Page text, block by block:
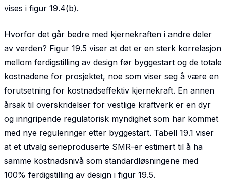
vises i figur 19.4(b).
Hvorfor det går bedre med kjernekraften i andre deler
av verden? Figur 19.5 viser at det er en sterk korrelasjon
mellom ferdigstilling av design før byggestart og de totale
kostnadene for prosjektet, noe som viser seg å være en
forutsetning for kostnadseffektiv kjernekraft. En annen
årsak til overskridelser for vestlige kraftverk er en dyr
og inngripende regulatorisk myndighet som har kommet
med nye reguleringer etter byggestart. Tabell 19.1 viser
at et utvalg serieproduserte SMR-er estimert til å ha
samme kostnadsnivå som standardløsningene med
100% ferdigstilling av design i figur 19.5.